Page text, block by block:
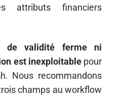
attributs financiers
de validité ferme ni
est inexploitablepour
Nous recommandons
champs au workflow